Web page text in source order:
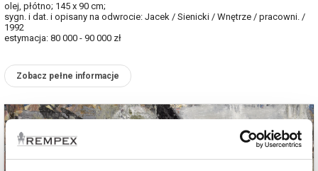
olej, płótno; 145 x 90 cm;
sygn. i dat. i opisany na odwrocie: Jacek / Sienicki / Wnętrze / pracowni. /
1992
estymacja: 80 000 - 90 000 zł
Zobacz pełne informacje